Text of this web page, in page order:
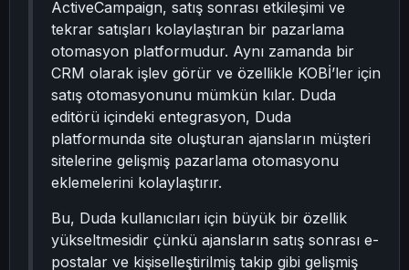
ActiveCampaign, satış sonrası etkileşimi ve
tekrar satışları kolaylaştıran bir pazarlama
otomasyon platformudur. Aynı zamanda bir
CRM olarak işlev görür ve özellikle KOBİ’ler için
satış otomasyonunu mümkün kılar. Duda
editörü içindeki entegrasyon, Duda
platformunda site oluşturan ajansların müşteri
sitelerine gelişmiş pazarlama otomasyonu
eklemelerini kolaylaştırır.
Bu, Duda kullanıcıları için büyük bir özellik
yükseltmesidir çünkü ajansların satış sonrası e-
postalar ve kişiselleştirilmiş takip gibi gelişmiş